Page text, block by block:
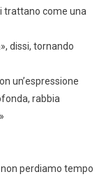
trattano come una
dissi, tornando
un’espressione
rabbia
perdiamo tempo